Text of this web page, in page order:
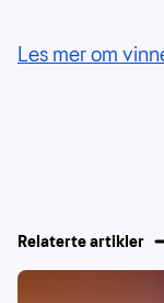
Les mer om
Relaterte artikler